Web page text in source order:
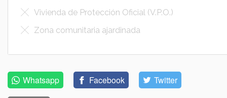
Vivienda de Protección Oficial (V.P.O.)
Zona comunitaria ajardinada
Whatsapp Facebook Twitter